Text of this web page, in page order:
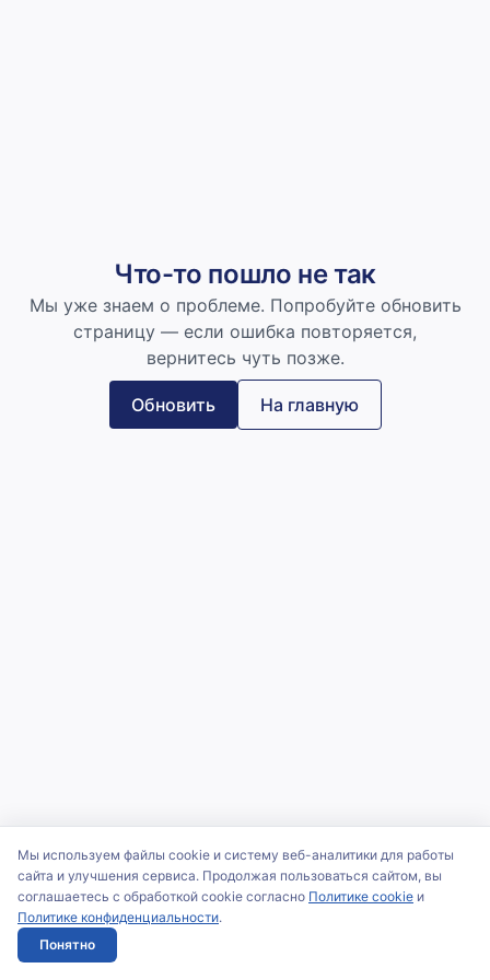
Что-то пошло не так
Мы уже знаем о проблеме. Попробуйте обновить
страницу — если ошибка повторяется,
вернитесь чуть позже.
Обновить На главную
Мы используем файлы cookie и систему веб-аналитики для работы
сайта и улучшения сервиса. Продолжая пользоваться сайтом, вы
соглашаетесь с обработкой cookie согласно Политике cookie и
Политике конфиденциальности.
Понятно